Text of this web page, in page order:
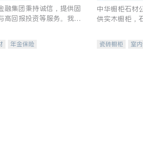
融集团秉持诚信，提供固
高回报投资等服务。我们
年金保险
中华橱柜石材
供实木橱柜，
瓷砖橱柜 室